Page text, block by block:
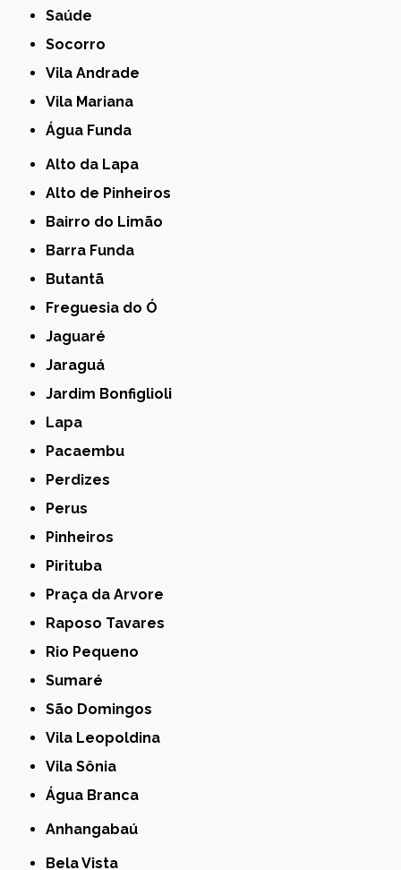
Saúde
Socorro
Vila Andrade
Vila Mariana
Água Funda
Alto da Lapa
Alto de Pinheiros
Bairro do Limão
Barra Funda
Butantã
Freguesia do Ó
Jaguaré
Jaraguá
Jardim Bonfiglioli
Lapa
Pacaembu
Perdizes
Perus
Pinheiros
Pirituba
Praça da Arvore
Raposo Tavares
Rio Pequeno
Sumaré
São Domingos
Vila Leopoldina
Vila Sônia
Água Branca
Anhangabaú
Bela Vista